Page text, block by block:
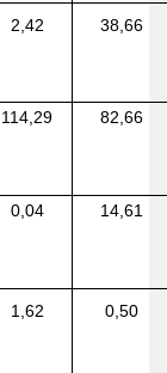
2,42 38,66
114,29 82,66
0,04 14,61
1,62 0,50